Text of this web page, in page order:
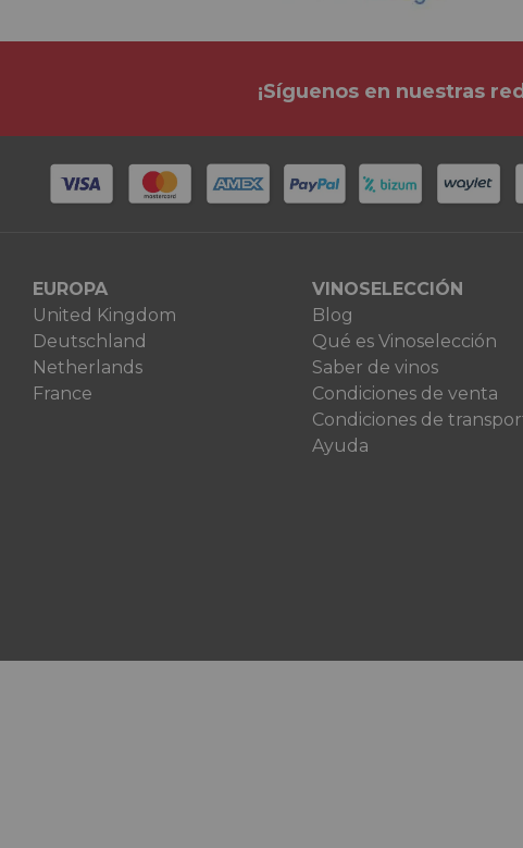
¡Síguenos en nuestras
EUROPA
United Kingdom
Deutschland
Netherlands
France
VINOSELECCIÓN
Blog
Qué es Vinoselección
Saber de vinos
Condiciones de venta
Condiciones de
Ayuda